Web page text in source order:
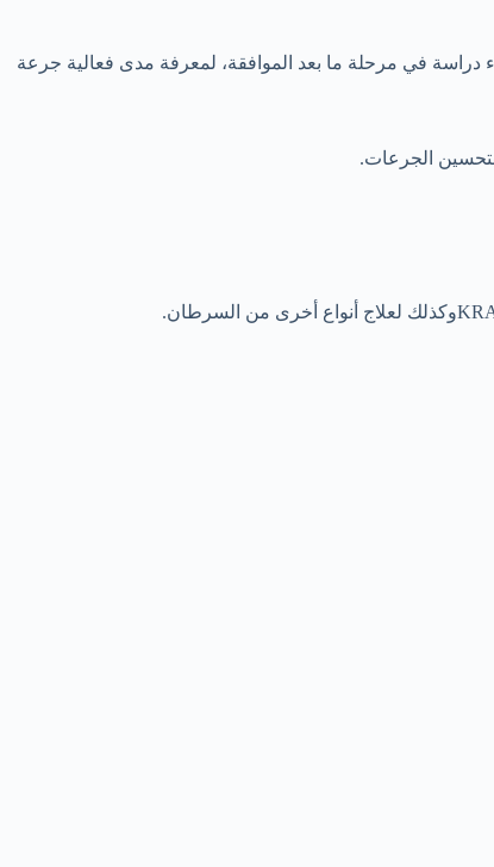
وقد طلبت الوكالة من شركة “أمجين” إجراء دراسة في مرحلة ما بعد الموافقة، لمعرفة مدى فعالية جرعة
بتحسين الجرعات.